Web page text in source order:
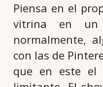
Piensa en el
vitrina en
normalmente,
con las de
que en este el